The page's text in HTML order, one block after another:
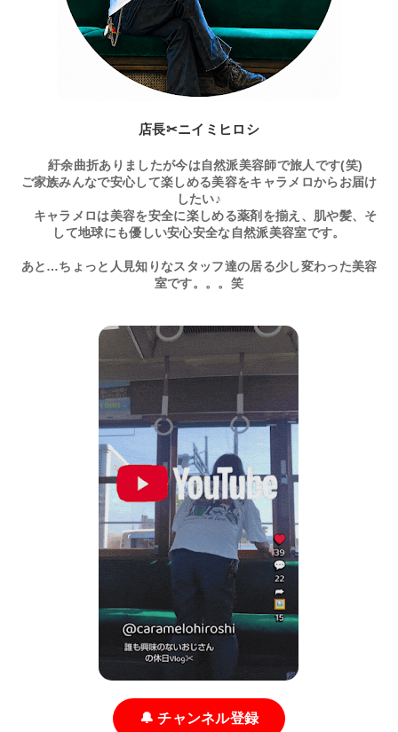
店長✂ニイミヒロシ
紆余曲折ありましたが今は自然派美容師で旅人です(笑)
ご家族みんなで安心して楽しめる美容をキャラメロからお届け
したい♪
キャラメロは美容を安全に楽しめる薬剤を揃え、肌や髪、そ
して地球にも優しい安心安全な自然派美容室です。
あと…ちょっと人見知りなスタッフ達の居る少し変わった美容
室です。。。笑
🔔 チャンネル登録